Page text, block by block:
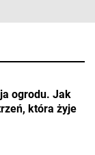
ogrodu. Jak
która żyje